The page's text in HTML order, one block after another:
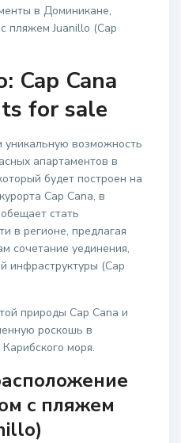
в Доминикане,
пляжем Juanillo (Cap
Cap Cana
for sale
возможность
апартаментов в
будет построен на
Cap Cana, в
стать
в регионе, предлагая
сочетание уединения,
инфраструктуры (Cap
природы Cap Cana и
роскошь в
моря.
с пляжем